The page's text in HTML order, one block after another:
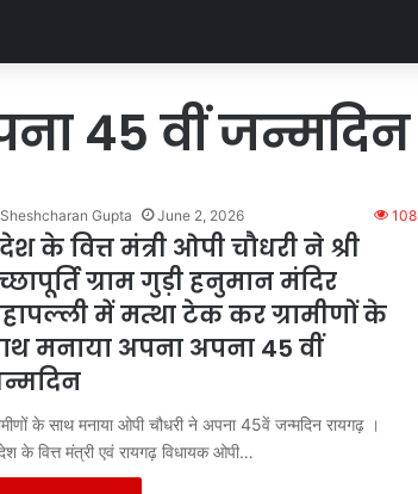
45 वीं जन्मदिन
Sheshcharan Gupta June 2, 2026 108
के वित्त मंत्री ओपी चौधरी ने श्री
ग्राम गुड़ी हनुमान मंदिर
में मत्था टेक कर ग्रामीणों के
मनाया अपना अपना 45 वीं
के साथ मनाया ओपी चौधरी ने अपना 45वें जन्मदिन रायगढ़ ।
के वित्त मंत्री एवं रायगढ़ विधायक ओपी…